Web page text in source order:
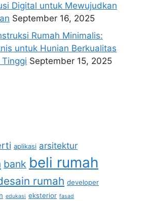
Digital untuk Mewujudkan
September 16, 2025
Rumah Minimalis:
untuk Hunian Berkualitas
September 15, 2025
aplikasi arsitektur
bank beli rumah
rumah developer
edukasi eksterior fasad